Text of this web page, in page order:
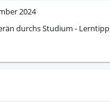
2024
durchs Studium -